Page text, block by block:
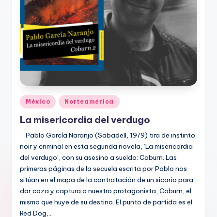
Publicado
en
México Norteamérica
La misericordia del verdugo
Pablo García Naranjo (Sabadell, 1979) tira de instinto
noir y criminal en esta segunda novela, ‘La misericordia
del verdugo’, con su asesino a sueldo: Coburn. Las
primeras páginas de la secuela escrita por Pablo nos
sitúan en el mapa de la contratación de un sicario para
dar caza y captura a nuestro protagonista, Coburn, el
mismo que huye de su destino. El punto de partida es el
Red Dog,…